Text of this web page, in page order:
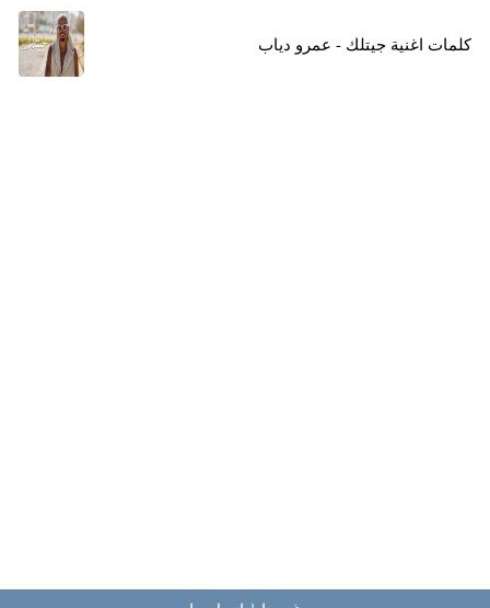
كلمات اغنية جيتلك - عمرو دياب